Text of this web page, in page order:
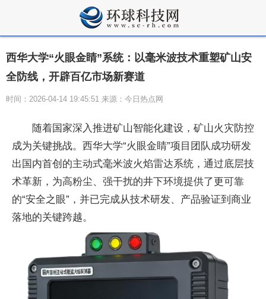
西华大学“火眼金睛”系统：以毫米波技术重塑矿山安
全防线，开辟百亿市场新赛道
时间：2026-04-14 19:45:51 来源：今日热点网
随着国家深入推进矿山智能化建设，矿山火灾防控
成为关键挑战。西华大学“火眼金睛”项目团队成功研发
出国内首创的主动式毫米波火焰雷达系统，通过底层技
术革新，为高粉尘、强干扰的井下环境提供了更可靠
的“安全之眼”，并已完成从技术研发、产品验证到商业
落地的关键跨越。